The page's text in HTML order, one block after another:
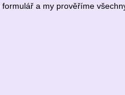
a my prověříme